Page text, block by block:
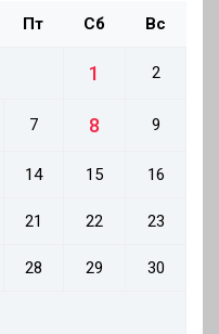
Пт Сб Вс
1 2
7 8 9
14 15 16
21 22 23
28 29 30